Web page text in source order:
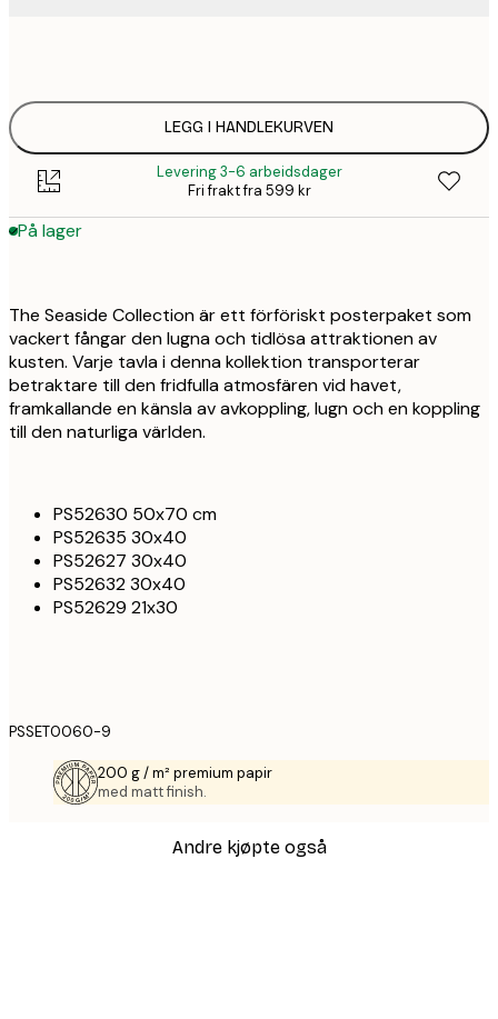
LEGG I HANDLEKURVEN
Levering 3-6 arbeidsdager
Fri frakt fra 599 kr
På lager
The Seaside Collection är ett förföriskt posterpaket som
vackert fångar den lugna och tidlösa attraktionen av
kusten. Varje tavla i denna kollektion transporterar
betraktare till den fridfulla atmosfären vid havet,
framkallande en känsla av avkoppling, lugn och en koppling
till den naturliga världen.
PS52630 50x70 cm
PS52635 30x40
PS52627 30x40
PS52632 30x40
PS52629 21x30
PSSET0060-9
200 g / m² premium papir
med matt finish.
Andre kjøpte også